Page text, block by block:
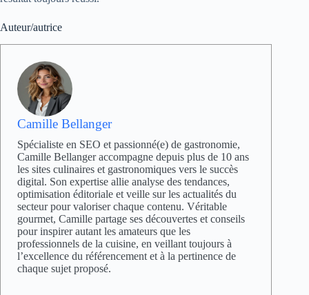
Auteur/autrice
Camille Bellanger
Spécialiste en SEO et passionné(e) de gastronomie,
Camille Bellanger accompagne depuis plus de 10 ans
les sites culinaires et gastronomiques vers le succès
digital. Son expertise allie analyse des tendances,
optimisation éditoriale et veille sur les actualités du
secteur pour valoriser chaque contenu. Véritable
gourmet, Camille partage ses découvertes et conseils
pour inspirer autant les amateurs que les
professionnels de la cuisine, en veillant toujours à
l’excellence du référencement et à la pertinence de
chaque sujet proposé.